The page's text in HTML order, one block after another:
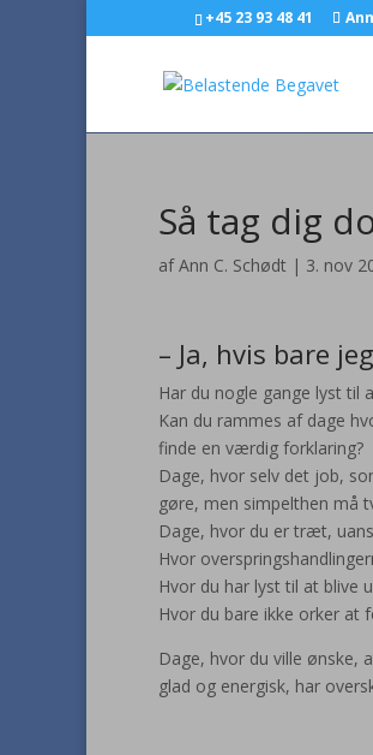
+45 23 93 48 41
Så tag dig
afAnn C. Schødt | 3. nov
– Ja, hvis bare
Har du nogle gange lyst til
Kan du rammes af dage
finde en værdig forklaring?
Dage, hvor selv det job,
gøre, men simpelthen må
Dage, hvor du er træt,
Hvor
Hvor du har lyst til at blive
Hvor du bare ikke orker at
Dage, hvor du ville ønske,
glad og energisk, har